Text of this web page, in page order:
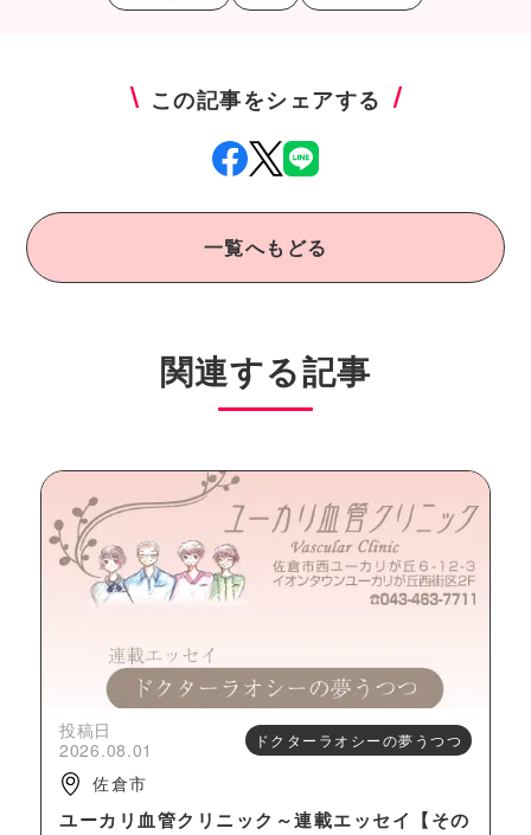
この記事をシェアする
一覧へもどる
関連する記事
投稿日
2026.08.01
ドクターラオシーの夢うつつ
佐倉市
ユーカリ血管クリニック～連載エッセイ【その